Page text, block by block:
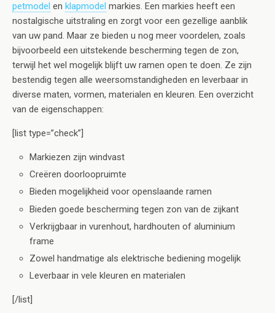
petmodel en klapmodel markies. Een markies heeft een
nostalgische uitstraling en zorgt voor een gezellige aanblik
van uw pand. Maar ze bieden u nog meer voordelen, zoals
bijvoorbeeld een uitstekende bescherming tegen de zon,
terwijl het wel mogelijk blijft uw ramen open te doen. Ze zijn
bestendig tegen alle weersomstandigheden en leverbaar in
diverse maten, vormen, materialen en kleuren. Een overzicht
van de eigenschappen:
[list type=”check”]
Markiezen zijn windvast
Creëren doorloopruimte
Bieden mogelijkheid voor openslaande ramen
Bieden goede bescherming tegen zon van de zijkant
Verkrijgbaar in vurenhout, hardhouten of aluminium
frame
Zowel handmatige als elektrische bediening mogelijk
Leverbaar in vele kleuren en materialen
[/list]